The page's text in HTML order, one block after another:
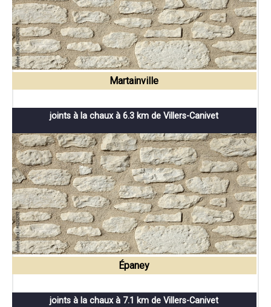
Martainville
joints à la chaux à 6.3 km de Villers-Canivet
Épaney
joints à la chaux à 7.1 km de Villers-Canivet